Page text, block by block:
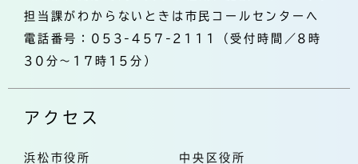
担当課がわからないときは市民コールセンターへ
電話番号：053-457-2111（受付時間／8時
30分～17時15分）
アクセス
浜松市役所
中央区役所